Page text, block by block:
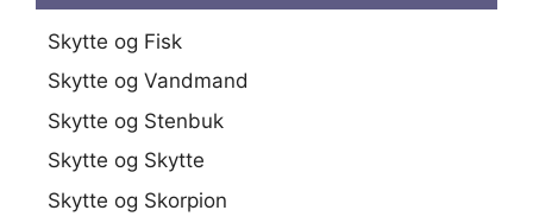
Skytte og Fisk
Skytte og Vandmand
Skytte og Stenbuk
Skytte og Skytte
Skytte og Skorpion